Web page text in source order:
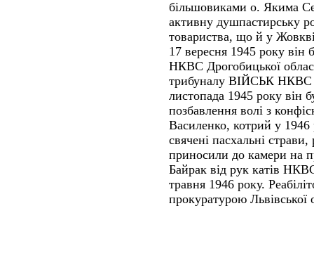
більшовиками о. Якима
активну душпастирську
товариства, що й у
17 вересня 1945 року
НКВС Дрогобицької
трибуналу ВІЙСЬК НКВС
листопада 1945 року він
позбавлення волі з
Василенко, котрий у 1946
свячені пасхальні
приносили до камери на
Байрак від рук катів
травня 1946 року.
прокуратурою Львівської